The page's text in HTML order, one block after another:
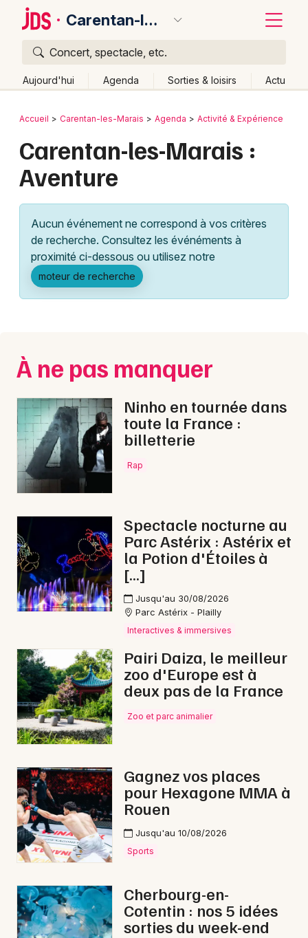
Carentan-les-Marais
Concert, spectacle, etc.
Aujourd'hui Agenda Sorties & loisirs Actu
Publier un événement
Grands événements
Activité & Expérience
Manifestations
Foires & salons
Concerts
Sports
Soirées
Sorties famille
Sorties & loisirs
Aventure dans la Manche
Aventure en Basse-Normandie
Aventure en Normandie
Newsletter des sorties
Actus à Carentan-les-Marais
Magazine à Carentan-les-Marais
Bordeaux
Colmar
Lille
Lyon
Marseille
Mulhouse
Nice
Paris
Strasbourg
Toulouse
Toutes les villes
Retour
Accueil Carentan-les-Marais Agenda Activité & Expérience
Carentan-les-Marais :
Aventure
Aucun événement ne correspond à vos critères
de recherche. Consultez les événéments à
proximité ci-dessous ou utilisez notre
moteur de recherche
À ne pas manquer
Ninho en tournée dans
toute la France :
billetterie
Rap
Spectacle nocturne au
Parc Astérix : Astérix et
la Potion d'Étoiles à
[…]
Jusqu'au 30/08/2026
Parc Astérix - Plailly
Interactives & immersives
Pairi Daiza, le meilleur
zoo d'Europe est à
deux pas de la France
Zoo et parc animalier
Gagnez vos places
pour Hexagone MMA à
Rouen
Jusqu'au 10/08/2026
Sports
Cherbourg-en-
Cotentin : nos 5 idées
sorties du week-end
Quoi ?
Où ?
Basse-Normandie
Partout
Près de moi
Changer de lieu
Aujourd'hui
Demain Ce week-end Autre